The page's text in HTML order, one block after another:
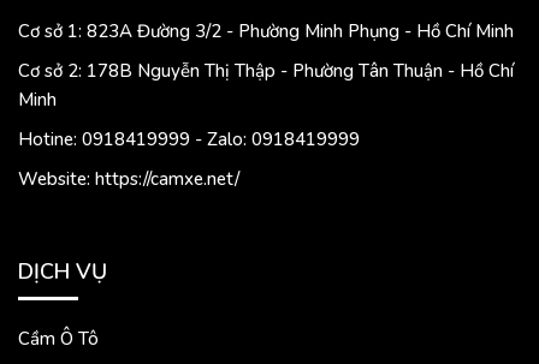
Cơ sở 1: 823A Đường 3/2 - Phường Minh Phụng - Hồ Chí Minh
Cơ sở 2: 178B Nguyễn Thị Thập - Phường Tân Thuận - Hồ Chí
Minh
Hotine: 0918419999 - Zalo: 0918419999
Website: https://camxe.net/
DỊCH VỤ
Cầm Ô Tô